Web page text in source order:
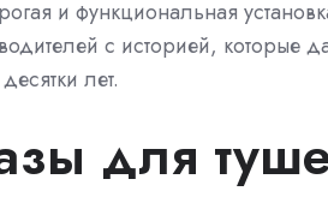
и функциональная
с историей, которые
лет.
для